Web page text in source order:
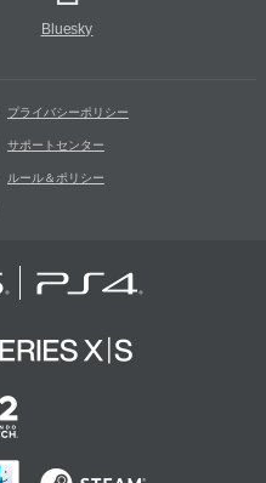
Bluesky
プライバシーポリシー
サポートセンター
ルール＆ポリシー